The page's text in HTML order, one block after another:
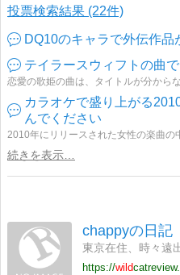
投票検索結果 (22件)
DQ10のキャラで外伝作
テイラースウィフトの曲
カラオケで盛り上がる
んでください
続きを表示…
chappyの日記
東京在住、時々遠
https://wild